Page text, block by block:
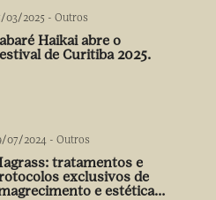
03/2025 - Outros
Haikai abre o
de Curitiba 2025.
07/2024 - Outros
tratamentos e
exclusivos de
e estética